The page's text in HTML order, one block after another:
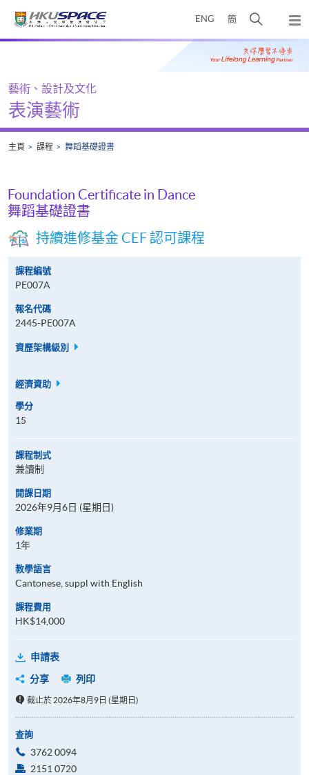
ENG 簡
開
搜
尋
彈
出
主
Main
藝術、設計及文化
表演藝術
主頁 課程 舞蹈基礎證書
Foundation Certificate in Dance
舞蹈基礎證書
持續進修基金 CEF 認可課程
課程編號
PE007A
報名代碼
2445-PE007A
資歷架構級別
經濟資助
學分
15
課程制式
兼讀制
開課日期
2026年9月6日 (星期日)
修業期
1年
教學語言
Cantonese, suppl with English
課程費用
HK$14,000
申請表
分享
列印
截止於 2026年8月9日 (星期日)
查詢
3762 0094
2151 0720